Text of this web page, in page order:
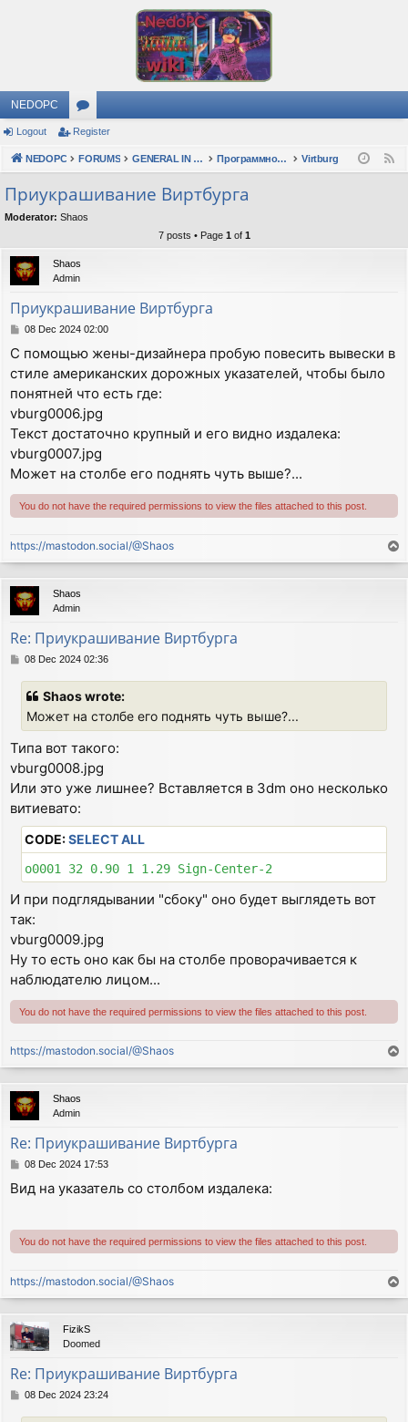
NEDOPC
or
u
s
Logout Register
NEDOPC FORUMS GENERAL IN RUSSIAN Программное обеспечение Virtburg
Приукрашивание Виртбурга
Moderator: Shaos
7 posts • Page 1 of 1
Shaos
Admin
Приукрашивание Виртбурга
P
s
t
08 Dec 2024 02:00
С помощью жены-дизайнера пробую повесить вывески в
стиле американских дорожных указателей, чтобы было
понятней что есть где:
vburg0006.jpg
Текст достаточно крупный и его видно издалека:
vburg0007.jpg
Может на столбе его поднять чуть выше?...
You do not have the required permissions to view the files attached to this post.
https://mastodon.social/@Shaos
o
p
Shaos
Admin
Re: Приукрашивание Виртбурга
P08 Dec 2024 02:36
Shaos wrote:
Может на столбе его поднять чуть выше?...
Типа вот такого:
vburg0008.jpg
Или это уже лишнее? Вставляется в 3dm оно несколько
витиевато:
CODE:SELECT ALL
И при подглядывании "сбоку" оно будет выглядеть вот
так:
vburg0009.jpg
Ну то есть оно как бы на столбе проворачивается к
наблюдателю лицом...
You do not have the required permissions to view the files attached to this post.
https://mastodon.social/@Shaos
o
p
Shaos
Admin
Re: Приукрашивание Виртбурга
P
s
08 Dec 2024 17:53
Вид на указатель со столбом издалека:
You do not have the required permissions to view the files attached to this post.
https://mastodon.social/@Shaos
o
p
FizikS
Doomed
Re: Приукрашивание Виртбурга
P08 Dec 2024 23:24